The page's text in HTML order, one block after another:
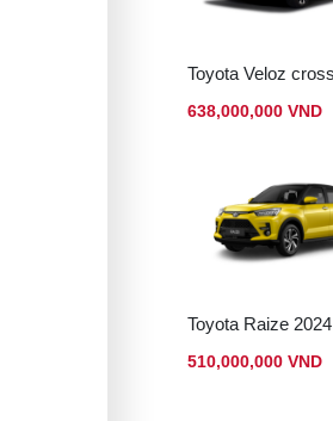
638,000,000 VND
Toyota Raize 2024
510,000,000 VND